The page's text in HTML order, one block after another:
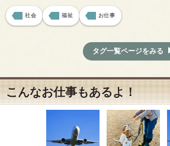
社会 福祉 お仕事
タグ一覧ページをみる
こんなお仕事もあるよ！